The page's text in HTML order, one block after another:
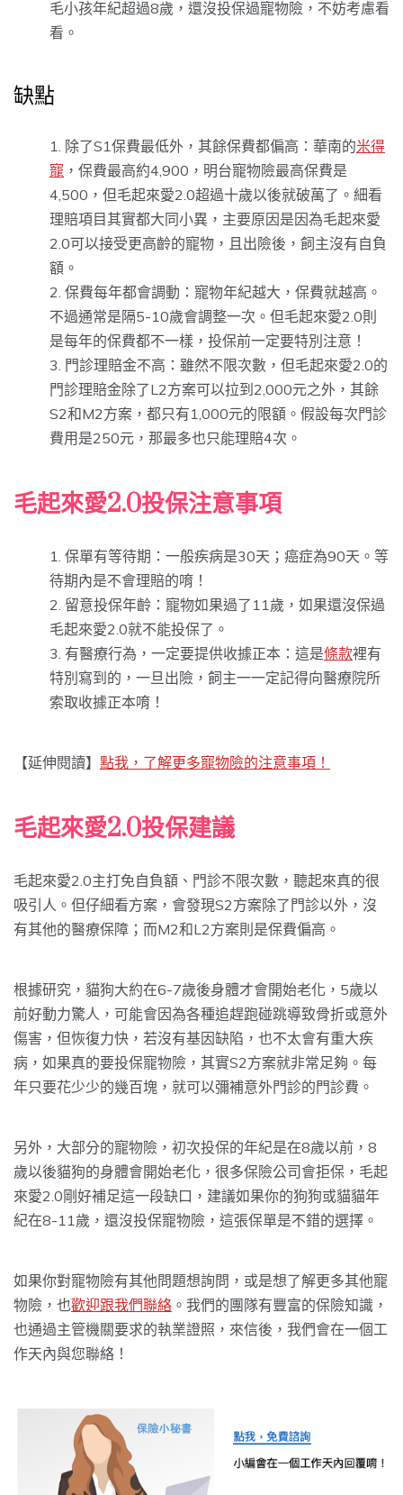
毛小孩年紀超過8歲，還沒投保過寵物險，不妨考慮看
看。
缺點
除了S1保費最低外，其餘保費都偏高：華南的米得
寵 ，保費最高約4,900，明台寵物險最高保費是
4,500，但毛起來愛2.0超過十歲以後就破萬了。細看
理賠項目其實都大同小異，主要原因是因為毛起來愛
2.0可以接受更高齡的寵物，且出險後，飼主沒有自負
額。
保費每年都會調動：寵物年紀越大，保費就越高。
不過通常是隔5-10歲會調整一次。但毛起來愛2.0則
是每年的保費都不一樣，投保前一定要特別注意！
門診理賠金不高：雖然不限次數，但毛起來愛2.0的
門診理賠金除了L2方案可以拉到2,000元之外，其餘
S2和M2方案，都只有1,000元的限額。假設每次門診
費用是250元，那最多也只能理賠4次。
毛起來愛2.0投保注意事項
保單有等待期：一般疾病是30天；癌症為90天。等
待期內是不會理賠的唷！
留意投保年齡：寵物如果過了11歲，如果還沒保過
毛起來愛2.0就不能投保了。
有醫療行為，一定要提供收據正本：這是條款裡有
特別寫到的，一旦出險，飼主一一定記得向醫療院所
索取收據正本唷！
【延伸閱讀】 點我，了解更多寵物險的注意事項！
毛起來愛2.0投保建議
毛起來愛2.0主打免自負額、門診不限次數，聽起來真的很
吸引人。但仔細看方案，會發現S2方案除了門診以外，沒
有其他的醫療保障；而M2和L2方案則是保費偏高。
根據研究，貓狗大約在6-7歲後身體才會開始老化，5歲以
前好動力驚人，可能會因為各種追趕跑碰跳導致骨折或意外
傷害，但恢復力快，若沒有基因缺陷，也不太會有重大疾
病，如果真的要投保寵物險，其實S2方案就非常足夠。每
年只要花少少的幾百塊，就可以彌補意外門診的門診費。
另外，大部分的寵物險，初次投保的年紀是在8歲以前，8
歲以後貓狗的身體會開始老化，很多保險公司會拒保，毛起
來愛2.0剛好補足這一段缺口，建議如果你的狗狗或貓貓年
紀在8-11歲，還沒投保寵物險，這張保單是不錯的選擇。
如果你對寵物險有其他問題想詢問，或是想了解更多其他寵
物險，也歡迎跟我們聯絡 。我們的團隊有豐富的保險知識，
也通過主管機關要求的執業證照，來信後，我們會在一個工
作天內與您聯絡！